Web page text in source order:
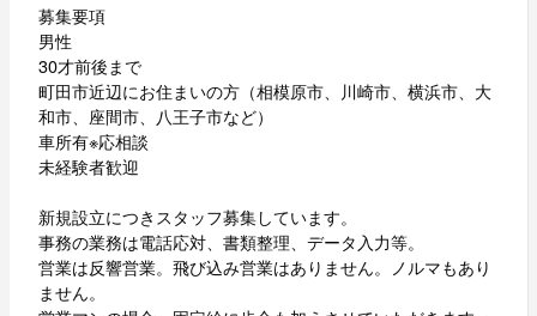
募集要項
男性
30才前後まで
町田市近辺にお住まいの方（相模原市、川崎市、横浜市、大
和市、座間市、八王子市など）
車所有※応相談
未経験者歓迎
新規設立につきスタッフ募集しています。
事務の業務は電話応対、書類整理、データ入力等。
営業は反響営業。飛び込み営業はありません。ノルマもあり
ません。